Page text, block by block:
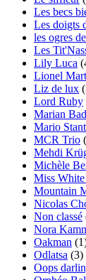
Les becs
Les doigts
les ogres
Les
Lily Luca
Lionel
Liz de lux
Lord Ruby
Marian
Mario
MCR Trio
Mehdi
Michèle
Miss
Mountain
Nicolas
Non classé
Nora
Oakman
Odlatsa (3)
Oops